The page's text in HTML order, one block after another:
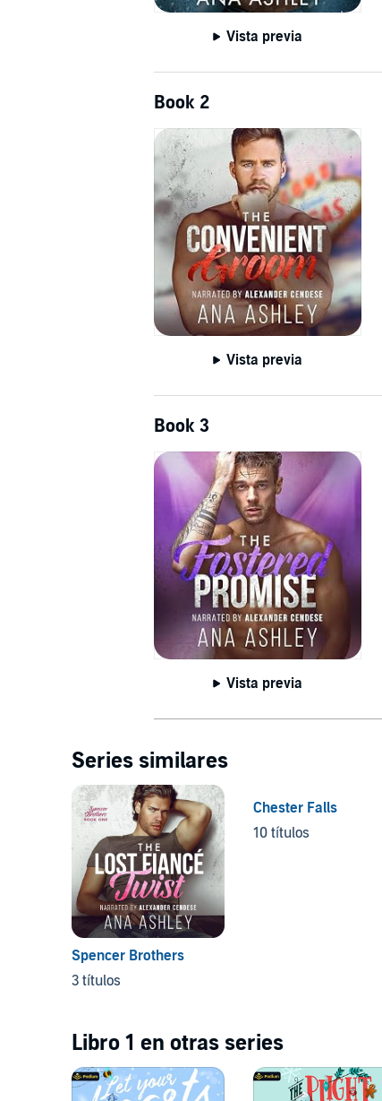
Vista previa
Book 2
Vista previa
Book 3
Vista previa
Series similares
Spencer Brothers
3 títulos
Chester Falls
10 títulos
Libro 1 en otras series